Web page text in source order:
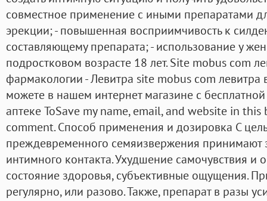
совместное применение с иными препаратами
эрекции; - повышенная восприимчивость к
составляющему препарата; - использование у
подростковом возрасте 18 лет. Site mobus com
фармакологии - Левитра site mobus com
можете в нашем интернет магазине с
аптеке ToSave my name, email, and website in
comment. Способ применения и дозировка С
преждевременного семяизвержения принимают
интимного контакта. Ухудшение самочувствия и
состояние здоровья, субъективные ощущения.
регулярно, или разово. Также, препарат в разы